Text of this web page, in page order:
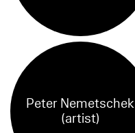
Peter Nemetschek
(artist)